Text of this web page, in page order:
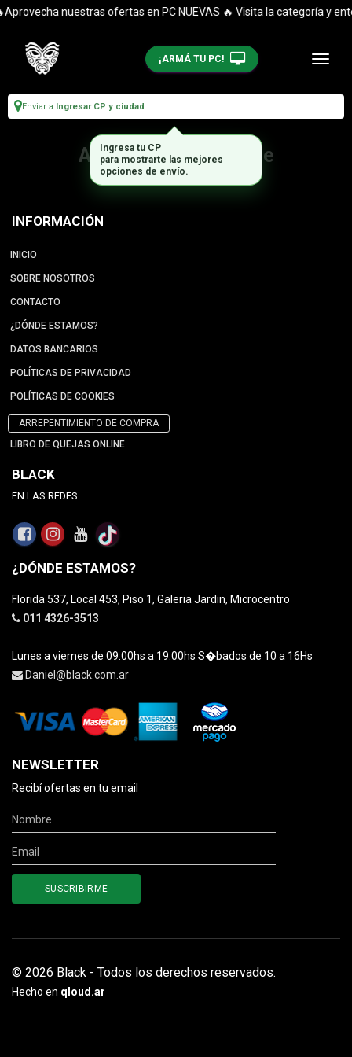
nuestras ofertas en PC NUEVAS 🔥 Visita la categoría y
¡ARMÁ TU PC!
Enviar a Ingresar CP y ciudad
Artículo no disponible
INFORMACIÓN
INICIO
SOBRE NOSOTROS
CONTACTO
¿DÓNDE ESTAMOS?
DATOS BANCARIOS
POLÍTICAS DE PRIVACIDAD
POLÍTICAS DE COOKIES
ARREPENTIMIENTO DE COMPRA
LIBRO DE QUEJAS ONLINE
BLACK
EN LAS REDES
¿DÓNDE ESTAMOS?
Florida 537, Local 453, Piso 1, Galeria Jardin, Microcentro
011 4326-3513
Lunes a viernes de 09:00hs a 19:00hs S�bados de 10 a 16Hs
Daniel@black.com.ar
NEWSLETTER
Recibí ofertas en tu email
© 2026 Black - Todos los derechos reservados.
Hecho en qloud.ar
Ingresa tu CP
para mostrarte las mejores
opciones de envío.